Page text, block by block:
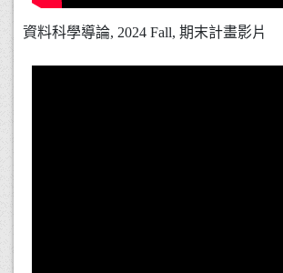
資料科學導論, 2024 Fall, 期末計畫影片